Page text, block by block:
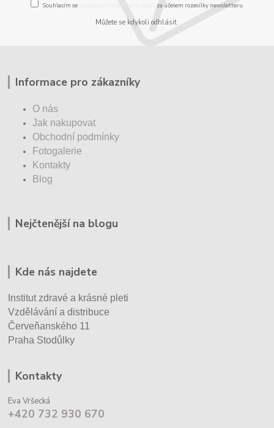
Souhlasím se za účelem rozesílky newsletteru.
Můžete se kdykoli odhlásit.
Informace pro zákazníky
O nás
Jak nakupovat
Obchodní podmínky
Fotogalerie
Kontakty
Blog
Nejčtenější na blogu
Kde nás najdete
Institut zdravé a krásné pleti
Vzdělávání a distribuce
Červeňanského 11
Praha Stodůlky
Kontakty
Eva Vršecká
+420 732 930 670